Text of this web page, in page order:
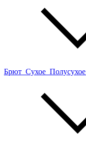
Брют Сухое Полусухое